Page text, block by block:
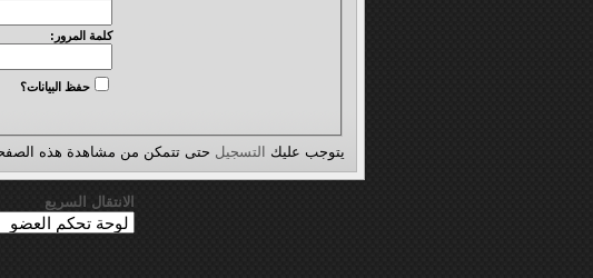
كلمة المرور:
حفظ البيانات؟
يتوجب عليك التسجيل حتى تتمكن من مشاهدة هذه
الانتقال السريع